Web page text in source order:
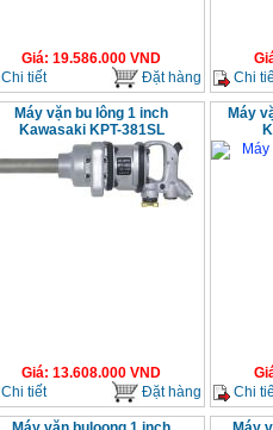
Giá: 19.586.000 VND
Chi tiết
Đặt hàng
Chi
Máy vặn bu lông 1 inch
Kawasaki KPT-381SL
Giá: 13.608.000 VND
Chi tiết
Đặt hàng
Máy
Chi